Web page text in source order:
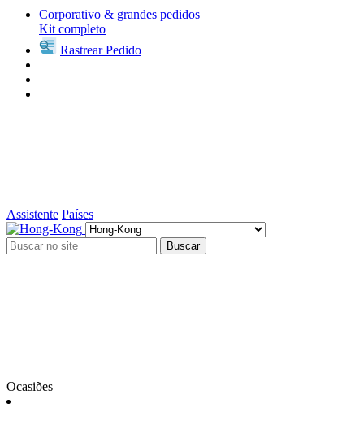
Corporativo & grandes pedidos
Kit completo
Rastrear Pedido
Assistente Países
Buscar
Ocasiões